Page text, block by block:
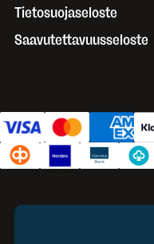
Tietosuojaseloste
Saavutettavuusseloste